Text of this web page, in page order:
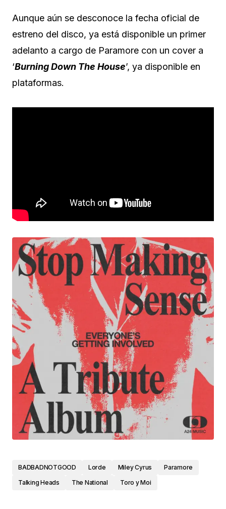
Aunque aún se desconoce la fecha oficial de
estreno del disco, ya está disponible un primer
adelanto a cargo de Paramore con un cover a
‘Burning Down The House’, ya disponible en
plataformas.
BADBADNOTGOOD Lorde Miley Cyrus
Paramore
Talking Heads
The National Toro y Moi